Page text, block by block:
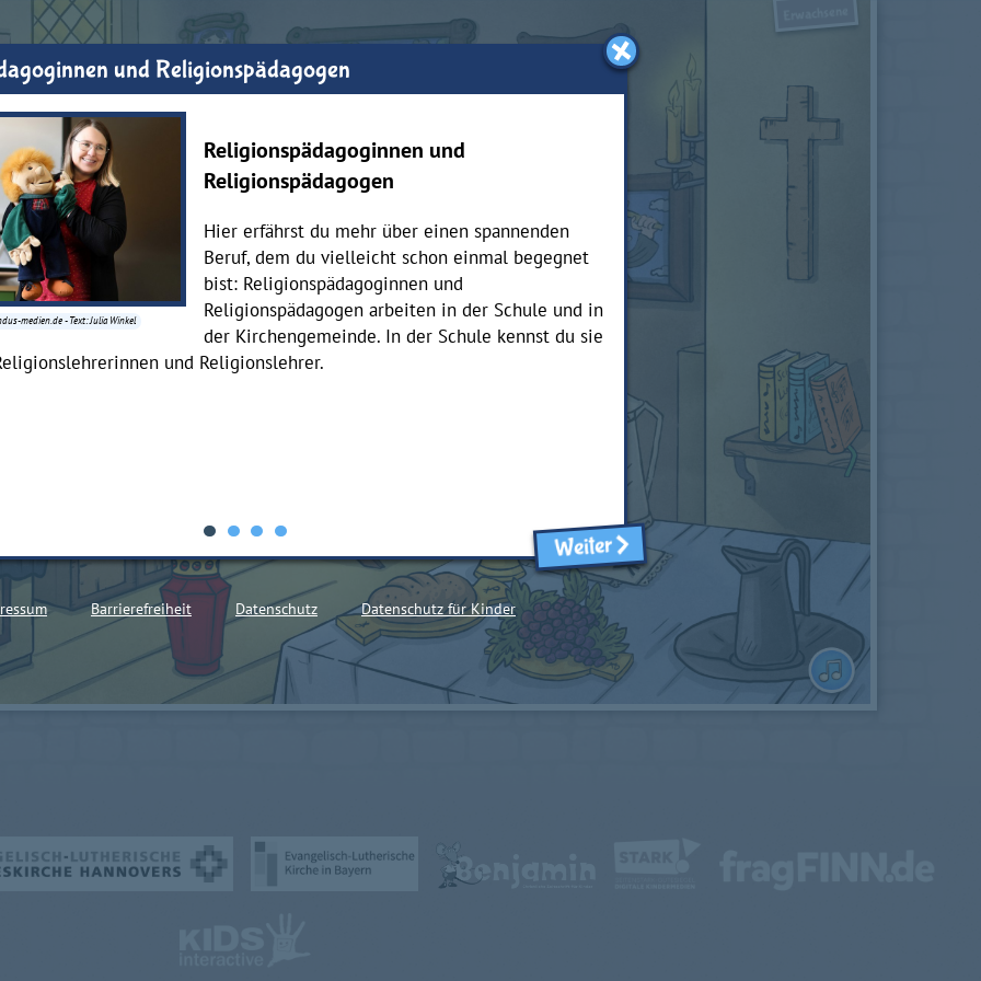
und Religionspädagogen
medien.de - Text: Julia Winkel
Religionspädagoginnen und
Religionspädagogen
Hier erfährst du mehr über einen spannenden
Beruf, dem du vielleicht schon einmal begegnet
bist: Religionspädagoginnen und
Religionspädagogen arbeiten in der Schule und in
der Kirchengemeinde. In der Schule kennst du sie
und Religionslehrer.
Weiter
Barrierefreiheit Datenschutz Datenschutz für Kinder